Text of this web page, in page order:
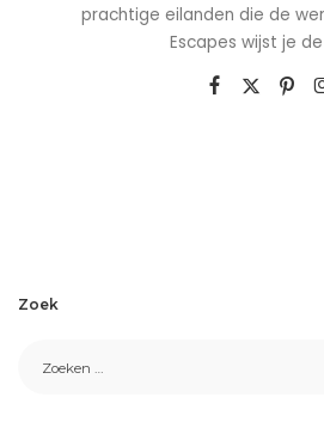
prachtige eilanden die de
Escapes wijst je
Zoek